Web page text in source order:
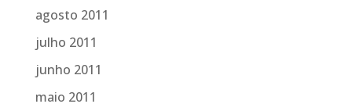
agosto 2011
julho 2011
junho 2011
maio 2011